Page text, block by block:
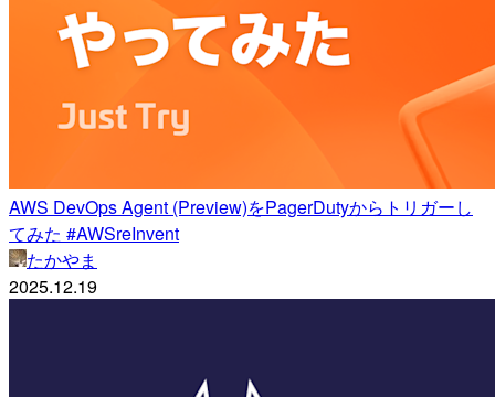
AWS DevOps Agent (Preview)をPagerDutyからトリガーし
てみた #AWSreInvent
たかやま
2025.12.19